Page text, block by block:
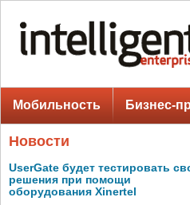
Мобильность Бизнес-
Новости
UserGate будет тестировать
решения при помощи
оборудования Xinertel